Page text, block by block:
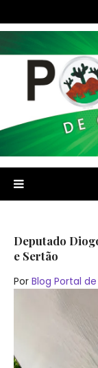
Deputado
e Sertão
Por Blog Portal